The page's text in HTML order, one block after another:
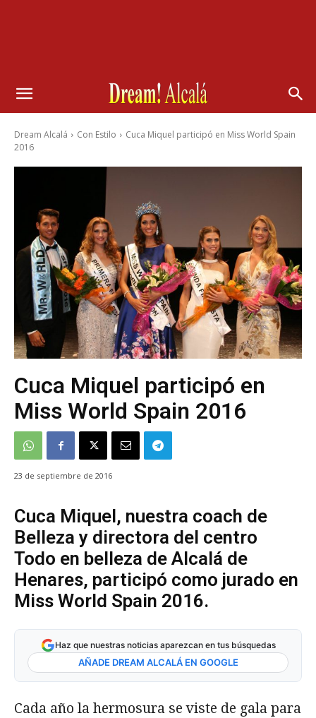
Dream Alcalá Con Estilo
Cuca Miquel participó en Miss World Spain
2016
Cuca Miquel participó en
Miss World Spain 2016
23 de septiembre de 2016
Cuca Miquel, nuestra coach de
Belleza y directora del centro
Todo en belleza de Alcalá de
Henares, participó como jurado en
Miss World Spain 2016.
Haz que nuestras noticias aparezcan en tus búsquedas
AÑADE DREAM ALCALÁ EN GOOGLE
Cada año la hermosura se viste de gala para